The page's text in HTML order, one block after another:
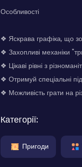
Особливості
❖ Яскрава графіка, що
❖ Захопливі механіки
❖ Цікаві рівні з
❖ Отримуй спеціальні
❖ Можливість грати на
Категорії:
Пригоди